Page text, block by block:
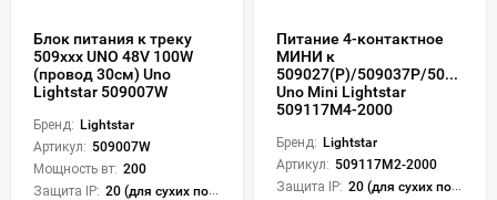
Блок питания к треку
509ххх UNO 48V 100W
(провод 30см) Uno
Lightstar 509007W
Бренд: Lightstar
Артикул: 509007W
Мощность вт: 200
Защита IP: 20 (для сухих пом.)
Питание 4-контактное
МИНИ к
509027(P)/509037P/
Uno Mini Lightstar
509117M4-2000
Бренд: Lightstar
Артикул: 509117M2-2000
Защита IP: 20 (для сухих пом.)